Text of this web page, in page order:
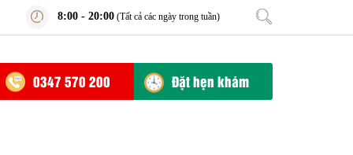
8:00 - 20:00 (Tất cả các ngày trong tuần)
0347 570 200 Đặt hẹn khám